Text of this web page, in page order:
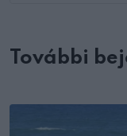
További